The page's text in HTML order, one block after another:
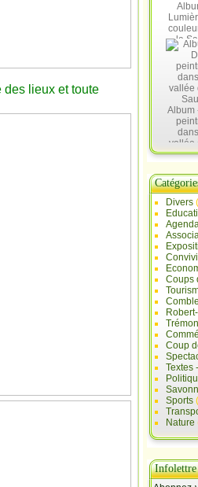
des lieux et toute
la
Album
vallée
Divers
Coups
Coup
Textes
Sports
Nature
Infolettre